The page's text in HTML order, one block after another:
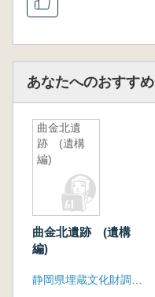
あなたへのおすすめ
曲金北遺
跡 (遺構
編)
曲金北遺跡 (遺構
編)
静岡県埋蔵文化財調査研究所